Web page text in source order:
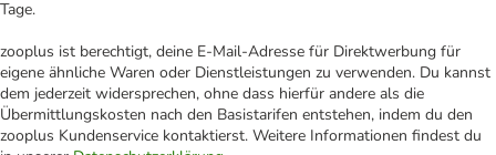
Tage.
zooplus ist berechtigt, deine E-Mail-Adresse für Direktwerbung für
eigene ähnliche Waren oder Dienstleistungen zu verwenden. Du kannst
dem jederzeit widersprechen, ohne dass hierfür andere als die
Übermittlungskosten nach den Basistarifen entstehen, indem du den
zooplus Kundenservice kontaktierst. Weitere Informationen findest du